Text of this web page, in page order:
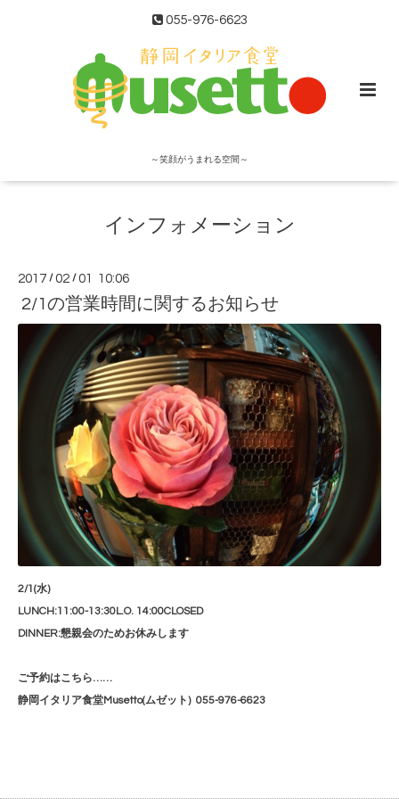
055-976-6623
～笑顔がうまれる空間～
インフォメーション
2017 /02 /01 10:06
2/1の営業時間に関するお知らせ
2/1(水)
LUNCH:11:00-13:30L.O. 14:00CLOSED
DINNER:懇親会のためお休みします
ご予約はこちら……
静岡イタリア食堂Musetto(ムゼット) 055-976-6623